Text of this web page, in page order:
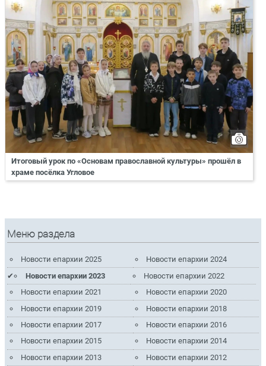
Итоговый урок по «Основам православной культуры» прошёл в
храме посёлка Угловое
Меню раздела
Новости епархии 2025
Новости епархии 2024
Новости епархии 2023
Новости епархии 2022
Новости епархии 2021
Новости епархии 2020
Новости епархии 2019
Новости епархии 2018
Новости епархии 2017
Новости епархии 2016
Новости епархии 2015
Новости епархии 2014
Новости епархии 2013
Новости епархии 2012